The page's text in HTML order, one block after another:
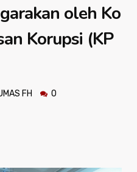
oleh Ko
Korupsi (KP
FH 0